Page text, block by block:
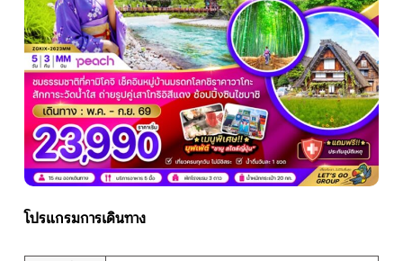
ทัวร์ต่างประเทศ
จัดกรุ๊ปต่างประเทศ
โปรไฟไหม้
ทัวร์ในประเทศ
โปรแกรมการเดินทาง